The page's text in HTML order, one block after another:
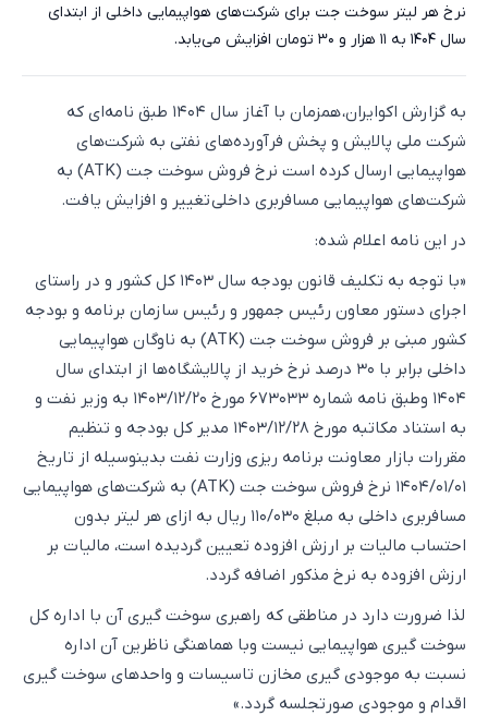
نرخ هر لیتر سوخت جت برای شرکت‌های هواپیمایی داخلی از ابتدای
سال ۱۴۰۴ به ۱۱ هزار و ۳۰ تومان افزایش می‌یابد.
به گزارش اکوایران، همزمان با آغاز سال ۱۴۰۴ طبق نامه‌ای که
شرکت ملی پالایش و پخش فرآورده‌های نفتی به شرکت‌های
هواپیمایی ارسال کرده است نرخ فروش سوخت جت (ATK) به
شرکت‌های هواپیمایی مسافربری داخلی تغییر و افزایش یافت.
در این نامه اعلام شده‌:
«با توجه به تکلیف قانون بودجه سال ۱۴۰۳ کل کشور و در راستای
اجرای دستور معاون رئیس جمهور و رئیس سازمان برنامه و بودجه
کشور مبنی بر فروش سوخت جت (ATK) به ناوگان هواپیمایی
داخلی برابر با ۳۰ درصد نرخ خرید از پالایشگاه‌ها از ابتدای سال
۱۴۰۴ وطبق نامه شماره ۶۷۳۰۳۳ مورخ ۱۴۰۳/۱۲/۲۰ به وزیر نفت و
به استناد مکاتبه مورخ ۱۴۰۳/۱۲/۲۸ مدیر کل بودجه و تنظیم
مقررات بازار معاونت برنامه ریزی وزارت نفت بدینوسیله از تاریخ
۱۴۰۴/۰۱/۰۱ نرخ فروش سوخت جت (ATK) به شرکت‌های هواپیمایی
مسافربری داخلی به مبلغ ۱۱۰/۰۳۰ ریال به ازای هر لیتر بدون
احتساب مالیات بر ارزش افزوده تعیین گردیده است، مالیات بر
ارزش افزوده به نرخ مذکور اضافه گردد.
لذا ضرورت دارد در مناطقی که راهبری سوخت گیری آن با اداره کل
سوخت گیری هواپیمایی نیست وبا هماهنگی ناظرین آن اداره
نسبت به موجودی گیری مخازن تاسیسات و واحدهای سوخت گیری
اقدام و موجودی صورتجلسه گردد.»